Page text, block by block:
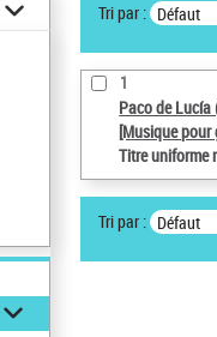
Tri par : Défaut
1
Paco de
[Musique pour
Titre uniforme
Tri par : Défaut